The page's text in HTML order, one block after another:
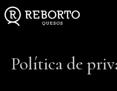
Política de